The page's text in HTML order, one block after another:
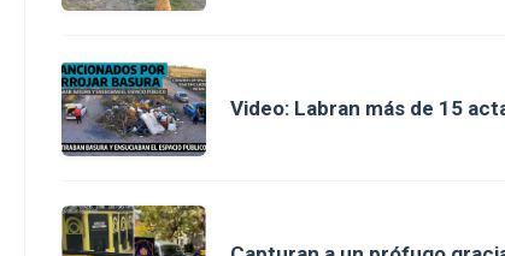
Video: Labran más de 15